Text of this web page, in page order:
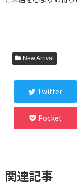
New Arrival
Twitter
Pocket
関連記事